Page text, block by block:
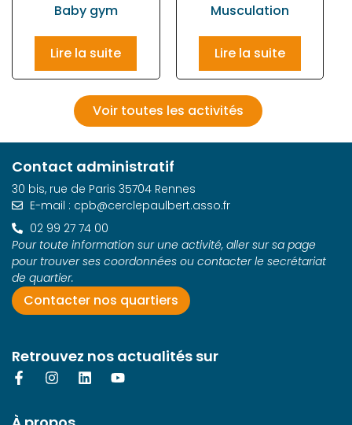
Baby gym
Lire la suite
Musculation
Lire la suite
Voir toutes les activités
Retrouvez nos actualités sur
Contact administratif
30 bis, rue de Paris 35704 Rennes
E-mail : cpb@cerclepaulbert.asso.fr
02 99 27 74 00
Pour toute information sur une activité, aller sur sa page
pour trouver ses coordonnées ou contacter le secrétariat
de quartier.
Contacter nos quartiers